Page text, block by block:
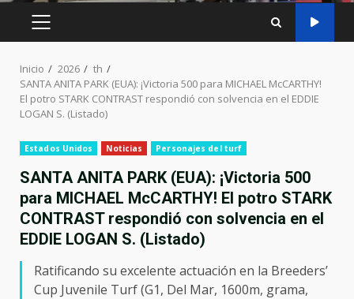
MENÚ
Inicio 2026
th
SANTA ANITA PARK (EUA): ¡Victoria 500 para MICHAEL McCARTHY!
El potro STARK CONTRAST respondió con solvencia en el EDDIE
LOGAN S. (Listado)
Estados Unidos Noticias Personajes del turf
SANTA ANITA PARK (EUA): ¡Victoria 500
para MICHAEL McCARTHY! El potro STARK
CONTRAST respondió con solvencia en el
EDDIE LOGAN S. (Listado)
Ratificando su excelente actuación en la Breeders’
Cup Juvenile Turf (G1, Del Mar, 1600m, grama,